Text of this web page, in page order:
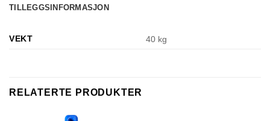
TILLEGGSINFORMASJON
VEKT 40 kg
RELATERTE PRODUKTER